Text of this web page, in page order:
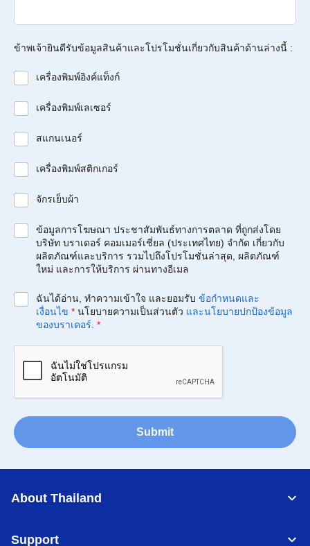
ข้าพเจ้ายินดีรับข้อมูลสินค้าและโปรโมชั่นเกี่ยวกับสินค้าด้านล่างนี้ :
เครื่องพิมพ์อิงค์แท็งก์
เครื่องพิมพ์เลเซอร์
สแกนเนอร์
เครื่องพิมพ์สติกเกอร์
จักรเย็บผ้า
ข้อมูลการโฆษณา ประชาสัมพันธ์ทางการตลาด ที่ถูกส่งโดย
บริษัท บราเดอร์ คอมเมอร์เชี่ยล (ประเทศไทย) จำกัด เกี่ยวกับ
ผลิตภัณฑ์และบริการ รวมไปถึงโปรโมชั่นล่าสุด, ผลิตภัณฑ์
ใหม่ และการให้บริการ ผ่านทางอีเมล
ฉันได้อ่าน, ทำความเข้าใจ และยอมรับ ข้อกำหนดและ
เงื่อนไข * นโยบายความเป็นส่วนตัว และนโยบายปกป้องข้อมูล
ของบราเดอร์ *
Submit
About Thailand
Support